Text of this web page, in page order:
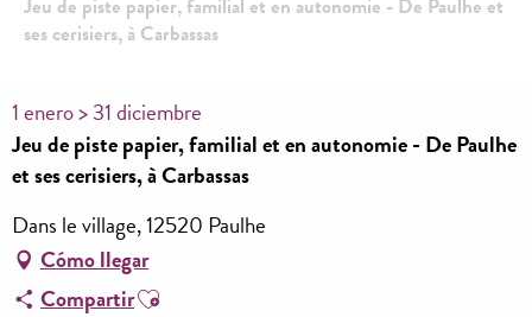
Jeu de piste papier, familial et en autonomie - De Paulhe et
ses cerisiers, à Carbassas
1 enero > 31 diciembre
Jeu de piste papier, familial et en autonomie - De Paulhe
et ses cerisiers, à Carbassas
Dans le village, 12520 Paulhe
Cómo llegar
CompartirAjouter aux favoris